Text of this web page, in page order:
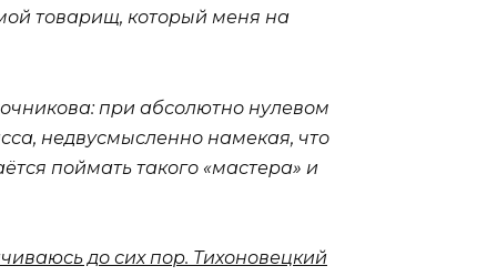
товарищ, который меня на
при абсолютно нулевом
недвусмысленно намекая, что
поймать такого «мастера» и
до сих пор. Тихоновецкий